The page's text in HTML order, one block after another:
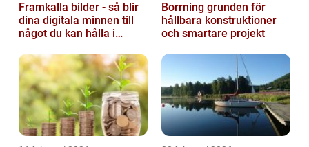
Framkalla bilder - så blir
dina digitala minnen till
något du kan hålla i
Borrning grunden för
hållbara konstruktioner
och smartare projekt